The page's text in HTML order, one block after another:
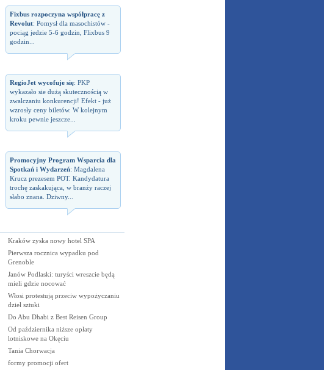
Fixbus rozpoczyna współpracę z
Revolut: Pomysł dla masochistów -
pociąg jedzie 5-6 godzin, Flixbus 9
godzin...
RegioJet wycofuje się: PKP
wykazało sie dużą skutecznością w
zwalczaniu konkurencji! Efekt - już
wzrosły ceny biletów. W kolejnym
kroku pewnie jeszcze...
Promocyjny Program Wsparcia dla
Spotkań i Wydarzeń: Magdalena
Krucz prezesem POT. Kandydatura
trochę zaskakująca, w branży raczej
słabo znana. Dziwny...
Kraków zyska nowy hotel SPA
Pierwsza rocznica wypadku pod
Grenoble
Janów Podlaski: turyści wreszcie będą
mieli gdzie nocować
Włosi protestują przeciw wypożyczaniu
dzieł sztuki
Do Abu Dhabi z Best Reisen Group
Od października niższe opłaty
lotniskowe na Okęciu
Tania Chorwacja
formy promocji ofert